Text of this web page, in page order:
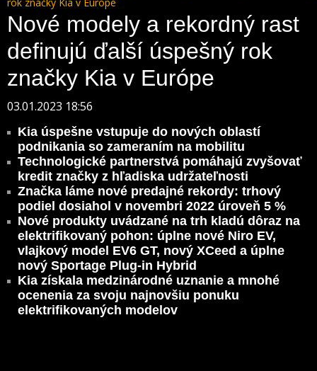
Nové modely a rekordný rast
definujú ďalší úspešný rok
značky Kia v Európe
03.01.2023 18:56
Kia úspešne vstupuje do nových oblastí
podnikania so zameraním na mobilitu
Technologické partnerstvá pomáhajú zvyšovať
kredit značky z hľadiska udržateľnosti
Značka láme nové predajné rekordy: trhový
podiel dosiahol v novembri 2022 úroveň 5 %
Nové produkty uvádzané na trh kladú dôraz na
elektrifikovaný pohon: úplne nové Niro EV,
vlajkový model EV6 GT, nový XCeed a úplne
nový Sportage Plug-in Hybrid
Kia získala medzinárodné uznanie a mnohé
ocenenia za svoju najnovšiu ponuku
elektrifikovaných modelov